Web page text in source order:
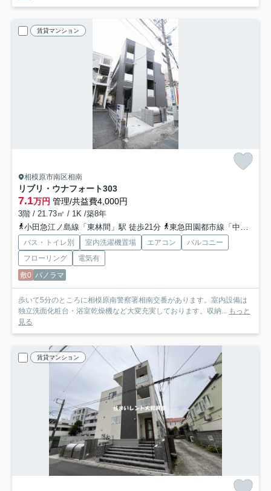
賃貸マンション
相模原市南区相南
リブリ・ウナフォート303
7.1万円 管理/共益費4,000円
3階 / 21.73㎡ / 1K /築8年
小田急江ノ島線「東林間」駅 徒歩21分
東急田園都市線「中央林間」駅 徒歩32分
バス・トイレ別 室内洗濯機置場 エアコン
バルコニー
フローリング
電気有
敷0 パノラマ
歩いて5分のところに相模原南警察署相南交番があります。室内設備は
独立洗面化粧台・浴室乾燥機など大変充実しております。収納... もっと
見る
賃貸マンション